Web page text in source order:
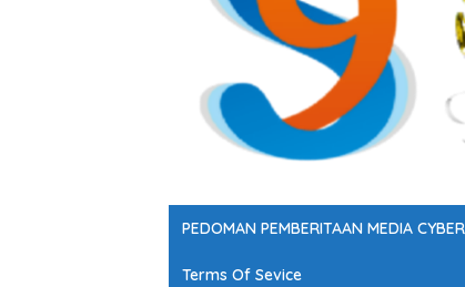
PEDOMAN PEMBERITAAN MEDIA CYBER
Terms Of Sevice